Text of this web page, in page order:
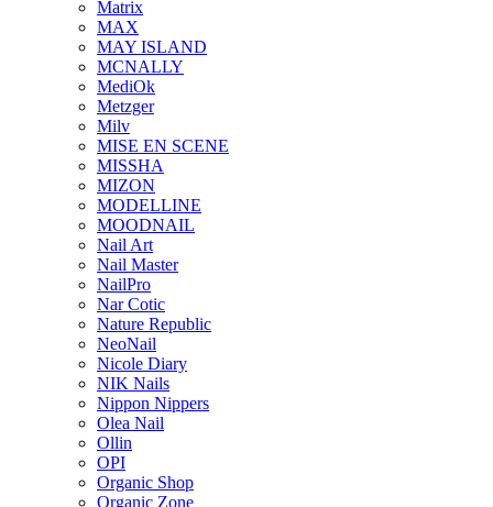
Matrix
MAX
MAY ISLAND
MCNALLY
MediOk
Metzger
Milv
MISE EN SCENE
MISSHA
MIZON
MODELLINE
MOODNAIL
Nail Art
Nail Master
NailPro
Nar Cotic
Nature Republic
NeoNail
Nicole Diary
NIK Nails
Nippon Nippers
Olea Nail
Ollin
OPI
Organic Shop
Organic Zone